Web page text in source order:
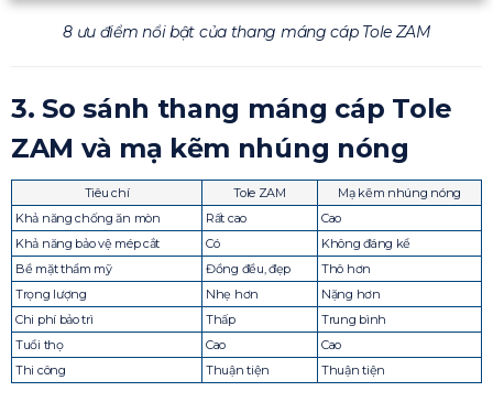
8 ưu điểm nổi bật của thang máng cáp Tole ZAM
3. So sánh thang máng cáp Tole
ZAM và mạ kẽm nhúng nóng
Tiêu chí Tole ZAM
Mạ kẽm nhúng nóng
Khả năng chống ăn mòn
Rất cao
Cao
Khả năng bảo vệ mép cắt
Có
Không đáng kể
Bề mặt thẩm mỹ
Đồng đều, đẹp
Thô hơn
Trọng lượng
Nhẹ hơn
Nặng hơn
Chi phí bảo trì
Thấp
Trung bình
Tuổi thọ
Cao
Cao
Thi công
Thuận tiện Thuận tiện